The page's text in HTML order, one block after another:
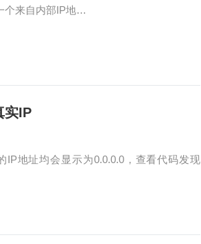
个来自内部IP地…
实IP
IP地址均会显示为0.0.0.0，查看代码发现